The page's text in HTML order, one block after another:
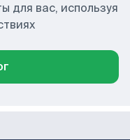
для вас, используя